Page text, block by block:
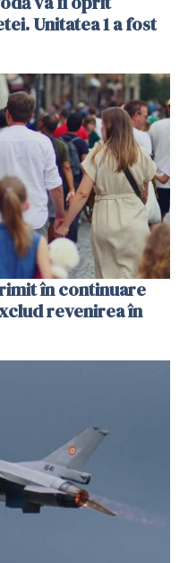
Unitatea 1 a fost
în continuare
revenirea în